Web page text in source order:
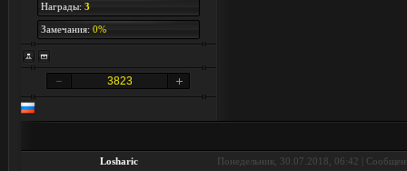
Награды: 3
Замечания: 0%
3823
Losharic Понедельник, 30.07.2018, 06:42 |